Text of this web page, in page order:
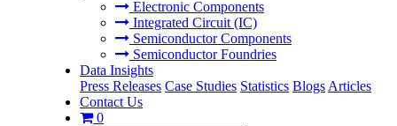
Electronic Components
Integrated Circuit (IC)
Semiconductor Components
Semiconductor Foundries
Data Insights
Press Releases Case Studies Statistics Blogs Articles
Contact Us
0